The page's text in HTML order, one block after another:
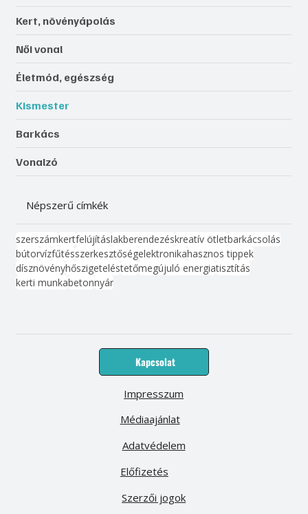
Kert, növényápolás
Női vonal
Életmód, egészség
Kismester
Barkács
Vonalzó
Népszerű címkék
szerszámkertfelújításlakberendezéskreatív ötletbarkácsolás
bútorvízfűtésszerkesztőségelektronikahasznos tippek
dísznövényhőszigeteléstetőmegújuló energiatisztítás
kerti munkabetonnyár
Kapcsolat
Médiaajánlat
Előfizetés
Impresszum
Adatvédelem
Szerzői jogok